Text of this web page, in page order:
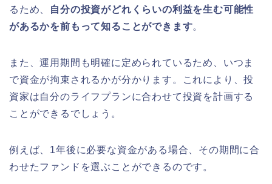
るため、
自分の投資がどれくらいの利益を生む可能性
があるかを前もって知ることができます。
また、運用期間も明確に定められているため、いつま
で資金が拘束されるかが分かります。これにより、投
資家は自分のライフプランに合わせて投資を計画する
ことができるでしょう。
例えば、1年後に必要な資金がある場合、その期間に合
わせたファンドを選ぶことができるのです。